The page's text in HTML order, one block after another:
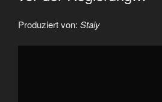
Produziert von: Staiy
„Spendenorganisationen